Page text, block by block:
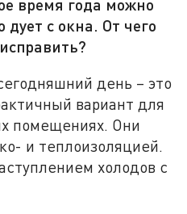
время года можно
дует с окна. От чего
день – это
вариант для
помещениях. Они
и теплоизоляцией.
холодов с